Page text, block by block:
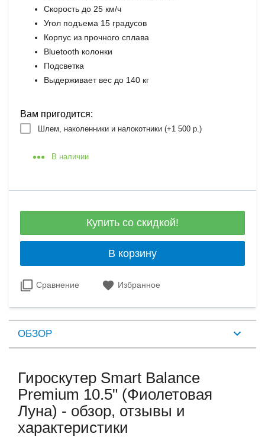
Скорость до 25 км/ч
Угол подъема 15 градусов
Корпус из прочного сплава
Bluetooth колонки
Подсветка
Выдерживает вес до 140 кг
Вам пригодится:
Шлем, наколенники и налокотники (+1 500 р.)
В наличии
Купить со скидкой!
В корзину
Сравнение Избранное
ОБЗОР
Гироскутер Smart Balance
Premium 10.5" (Фиолетовая
Луна) - обзор, отзывы и
характеристики